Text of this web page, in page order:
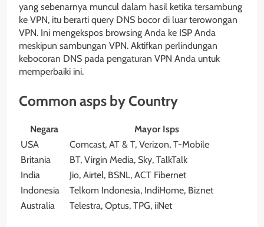
yang sebenarnya muncul dalam hasil ketika tersambung
ke VPN, itu berarti query DNS bocor di luar terowongan
VPN. Ini mengekspos browsing Anda ke ISP Anda
meskipun sambungan VPN. Aktifkan perlindungan
kebocoran DNS pada pengaturan VPN Anda untuk
memperbaiki ini.
Common asps by Country
Negara
Mayor Isps
USA
Comcast, AT & T, Verizon, T-Mobile
Britania
BT, Virgin Media, Sky, TalkTalk
India
Jio, Airtel, BSNL, ACT Fibernet
Indonesia
Telkom Indonesia, IndiHome, Biznet
Australia
Telestra, Optus, TPG, iiNet